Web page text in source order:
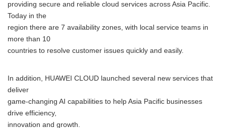
providing secure and reliable cloud services across Asia Pacific.
Today in the
region there are 7 availability zones, with local service teams in
more than 10
countries to resolve customer issues quickly and easily.
In addition, HUAWEI CLOUD launched several new services that
deliver
game-changing AI capabilities to help Asia Pacific businesses
drive efficiency,
innovation and growth.